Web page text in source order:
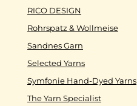
RICO DESIGN
Rohrspatz & Wollmeise
Sandnes Garn
Selected Yarns
Symfonie Hand-Dyed Yarns
The Yarn Specialist